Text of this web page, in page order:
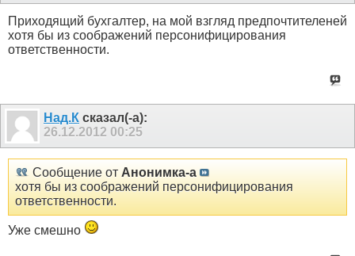
Приходящий бухгалтер, на мой взгляд предпочтителеней
хотя бы из соображений персонифицирования
ответственности.
Над.К сказал(-а):
26.12.2012 00:25
Сообщение от Анонимка-а
хотя бы из соображений персонифицирования
ответственности.
Уже смешно